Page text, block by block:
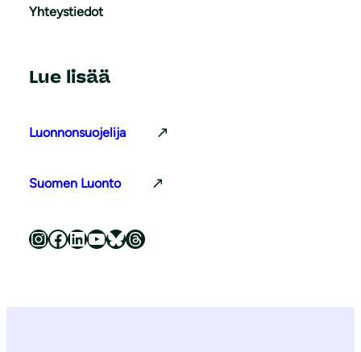
Yhteystiedot
Lue lisää
Luonnonsuojelija
Suomen Luonto
Luonnonsuojeluliitto Instagramissa Luonnonsuojeluliitto Facebookissa Luonnonsuojeluliitto LinkedInissä Luonnonsuojeluliiton YouTube-kanava Luonnonsuojeluliitto Blueskyssa Luonnonsuojeluliitto Threadsissa